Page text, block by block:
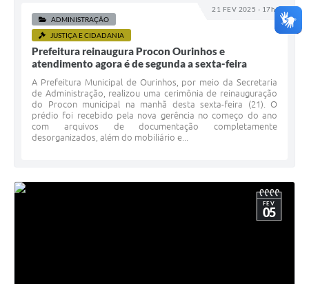
21 FEV 2025 - 17h18
ADMINISTRAÇÃO
JUSTIÇA E CIDADANIA
Prefeitura reinaugura Procon Ourinhos e
atendimento agora é de segunda a sexta-feira
A Prefeitura Municipal de Ourinhos, por meio da Secretaria
de Administração, realizou uma cerimônia de reinauguração
do Procon municipal na manhã desta sexta-feira (21). O
prédio foi recebido pela nova gerência no começo do ano
com arquivos de documentação completamente
desorganizados, além do mobiliário e...
FEV
05